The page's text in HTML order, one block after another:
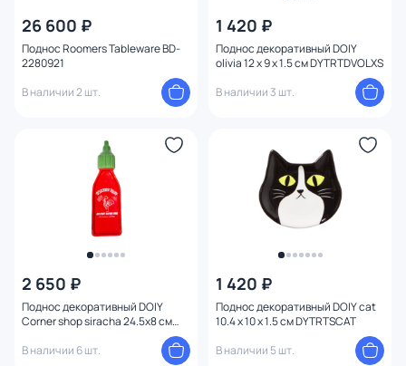
26 600 ₽
Поднос Roomers Tableware BD-
2280921
В наличии 2 шт.
1 420 ₽
Поднос декоративный DOIY
olivia 12 x 9 x 1.5 см DYTRTDVOLXS
В наличии 3 шт.
2 650 ₽
Поднос декоративный DOIY
Corner shop siracha 24.5х8 см
В наличии 6 шт.
1 420 ₽
Поднос декоративный DOIY cat
10.4 x 10 x 1.5 см DYTRTSCAT
В наличии 5 шт.